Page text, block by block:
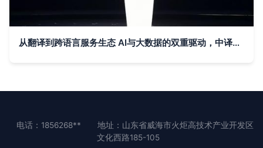
从翻译到跨语言服务生态 AI与大数据的双重驱动，中译语通实力领跑
电话：1856268**
地址：山东省威海市火炬高技术产业开发区
文化西路185-105